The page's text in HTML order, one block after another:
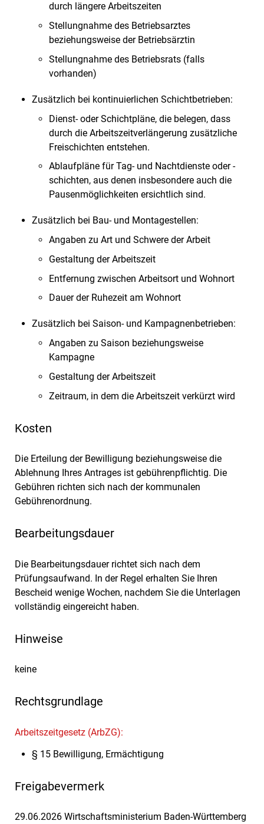
durch längere Arbeitszeiten
Stellungnahme des Betriebsarztes
beziehungsweise der Betriebsärztin
Stellungnahme des Betriebsrats (falls
vorhanden)
Zusätzlich bei kontinuierlichen Schichtbetrieben:
Dienst- oder Schichtpläne, die belegen, dass
durch die Arbeitszeitverlängerung zusätzliche
Freischichten entstehen.
Ablaufpläne für Tag- und Nachtdienste oder -
schichten, aus denen insbesondere auch die
Pausenmöglichkeiten ersichtlich sind.
Zusätzlich bei Bau- und Montagestellen:
Angaben zu Art und Schwere der Arbeit
Gestaltung der Arbeitszeit
Entfernung zwischen Arbeitsort und Wohnort
Dauer der Ruhezeit am Wohnort
Zusätzlich bei Saison- und Kampagnenbetrieben:
Angaben zu Saison beziehungsweise
Kampagne
Gestaltung der Arbeitszeit
Zeitraum, in dem die Arbeitszeit verkürzt wird
Kosten
Die Erteilung der Bewilligung beziehungsweise die
Ablehnung Ihres Antrages ist gebührenpflichtig. Die
Gebühren richten sich nach der kommunalen
Gebührenordnung.
Bearbeitungsdauer
Die Bearbeitungsdauer richtet sich nach dem
Prüfungsaufwand. In der Regel erhalten Sie Ihren
Bescheid wenige Wochen, nachdem Sie die Unterlagen
vollständig eingereicht haben.
Hinweise
keine
Rechtsgrundlage
Arbeitszeitgesetz (ArbZG):
§ 15 Bewilligung, Ermächtigung
Freigabevermerk
29.06.2026 Wirtschaftsministerium Baden-Württemberg